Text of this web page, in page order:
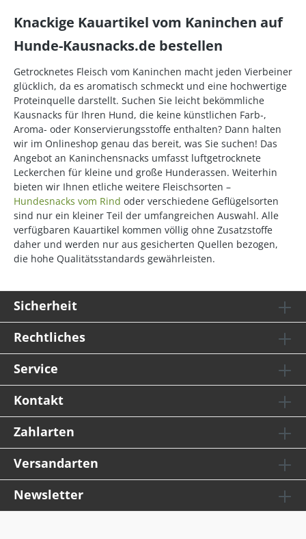
Knackige Kauartikel vom Kaninchen auf
Hunde-Kausnacks.de bestellen
Getrocknetes Fleisch vom Kaninchen macht jeden Vierbeiner
glücklich, da es aromatisch schmeckt und eine hochwertige
Proteinquelle darstellt. Suchen Sie leicht bekömmliche
Kausnacks für Ihren Hund, die keine künstlichen Farb-,
Aroma- oder Konservierungsstoffe enthalten? Dann halten
wir im Onlineshop genau das bereit, was Sie suchen! Das
Angebot an Kaninchensnacks umfasst luftgetrocknete
Leckerchen für kleine und große Hunderassen. Weiterhin
bieten wir Ihnen etliche weitere Fleischsorten –
Hundesnacks vom Rind oder verschiedene Geflügelsorten
sind nur ein kleiner Teil der umfangreichen Auswahl. Alle
verfügbaren Kauartikel kommen völlig ohne Zusatzstoffe
daher und werden nur aus gesicherten Quellen bezogen,
die hohe Qualitätsstandards gewährleisten.
Sicherheit
Rechtliches
Service
Kontakt
Zahlarten
Versandarten
Newsletter